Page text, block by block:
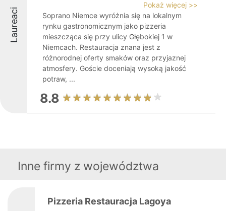
Laureaci
Pokaż więcej >>
Soprano Niemce wyróżnia się na lokalnym
rynku gastronomicznym jako pizzeria
mieszcząca się przy ulicy Głębokiej 1 w
Niemcach. Restauracja znana jest z
różnorodnej oferty smaków oraz przyjaznej
atmosfery. Goście doceniają wysoką jakość
potraw, ...
8.8
Inne firmy z województwa
Pizzeria Restauracja Lagoya